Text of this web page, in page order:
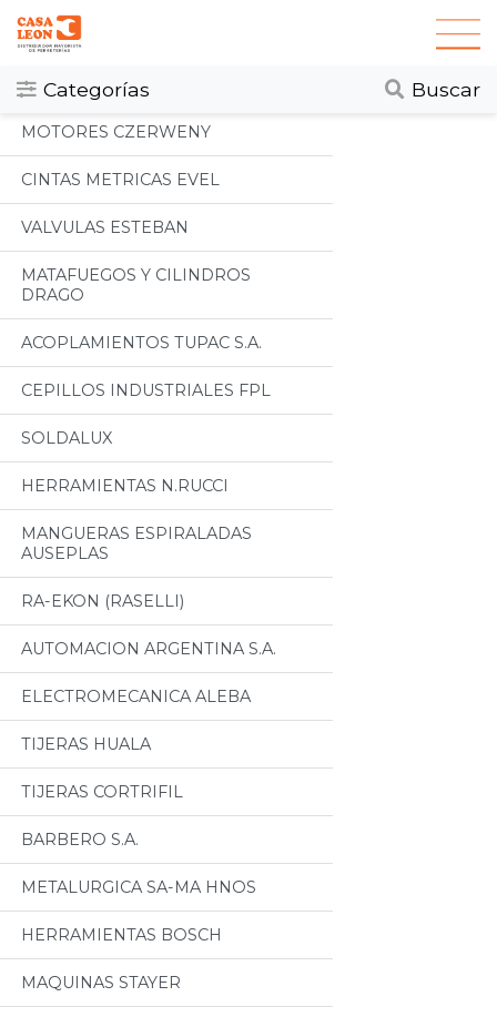
Categorías Buscar
Categorias
Todos
MOTORES CZERWENY
CINTAS METRICAS EVEL
VALVULAS ESTEBAN
MATAFUEGOS Y CILINDROS
DRAGO
ACOPLAMIENTOS TUPAC S.A.
CEPILLOS INDUSTRIALES FPL
SOLDALUX
HERRAMIENTAS N.RUCCI
MANGUERAS ESPIRALADAS
AUSEPLAS
RA-EKON (RASELLI)
AUTOMACION ARGENTINA S.A.
ELECTROMECANICA ALEBA
TIJERAS HUALA
TIJERAS CORTRIFIL
BARBERO S.A.
METALURGICA SA-MA HNOS
HERRAMIENTAS BOSCH
MAQUINAS STAYER